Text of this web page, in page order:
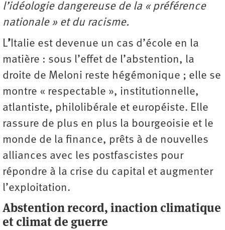
l’idéologie dangereuse de la « préférence
nationale » et du racisme.
L’Italie est devenue un cas d’école en la
matière : sous l’effet de l’abstention, la
droite de Meloni reste hégémonique ; elle se
montre « respectable », institutionnelle,
atlantiste, philolibérale et européiste. Elle
rassure de plus en plus la bourgeoisie et le
monde de la finance, prêts à de nouvelles
alliances avec les postfascistes pour
répondre à la crise du capital et augmenter
l’exploitation.
Abstention record, inaction climatique
et climat de guerre